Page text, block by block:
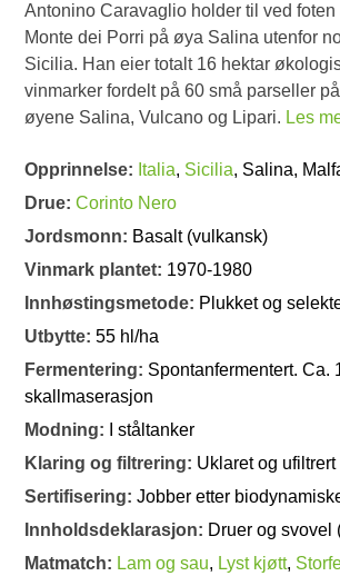
Antonino Caravaglio holder til ved foten
Monte dei Porri på øya Salina utenfor
Sicilia. Han eier totalt 16 hektar
vinmarker fordelt på 60 små parseller
øyene Salina, Vulcano og Lipari. Les
Opprinnelse: Italia, Sicilia, Salina,
Drue:Corinto Nero
Jordsmonn: Basalt (vulkansk)
Vinmark plantet: 1970-1980
Innhøstingsmetode: Plukket og
Utbytte:55 hl/ha
Fermentering: Spontanfermentert. Ca.
skallmaserasjon
Modning:
I ståltanker
Klaring og filtrering: Uklaret og ufiltrert
Sertifisering:Jobber etter
Innholdsdeklarasjon: Druer og svovel
Matmatch: Lam og sau, Lyst kjøtt,